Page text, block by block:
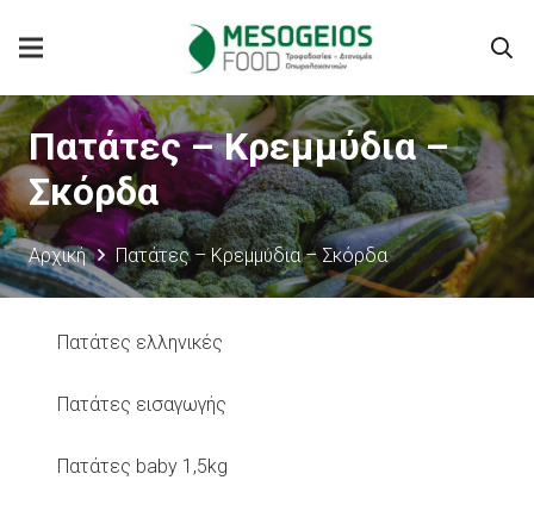
Πατάτες – Κρεμμύδια –
Σκόρδα
Αρχική Πατάτες – Κρεμμύδια – Σκόρδα
Πατάτες ελληνικές
Πατάτες εισαγωγής
Πατάτες baby 1,5kg